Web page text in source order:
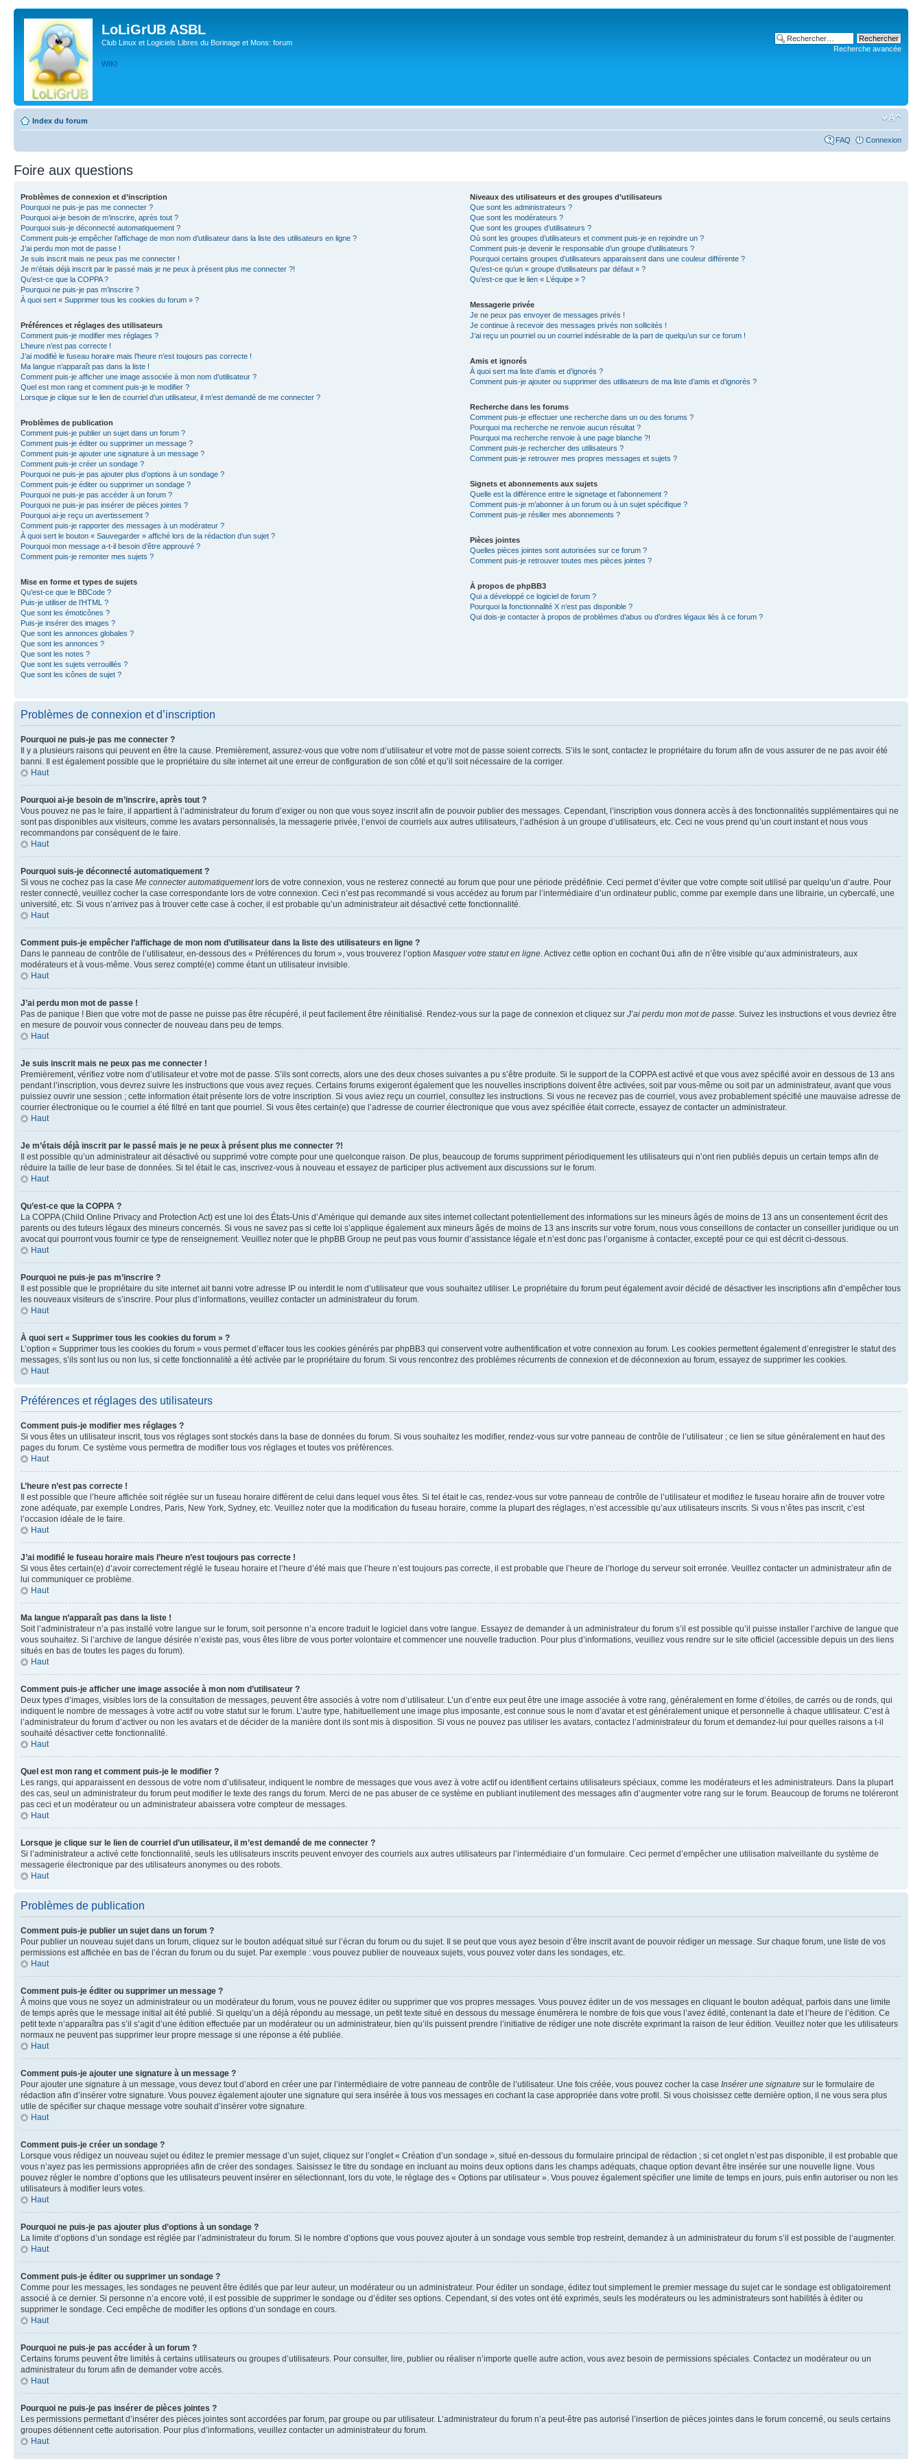
LoLiGrUB ASBL
Club Linux et Logiciels Libres du Borinage et Mons: forum
WIKI
Recherche avancée
Index du forum
FAQ Connexion
Foire aux questions
Problèmes de connexion et d’inscription
Pourquoi ne puis-je pas me connecter ?
Pourquoi ai-je besoin de m’inscrire, après tout ?
Pourquoi suis-je déconnecté automatiquement ?
Comment puis-je empêcher l’affichage de mon nom d’utilisateur dans la liste des utilisateurs en ligne ?
J’ai perdu mon mot de passe !
Je suis inscrit mais ne peux pas me connecter !
Je m’étais déjà inscrit par le passé mais je ne peux à présent plus me connecter ?!
Qu’est-ce que la COPPA ?
Pourquoi ne puis-je pas m’inscrire ?
À quoi sert « Supprimer tous les cookies du forum » ?
Préférences et réglages des utilisateurs
Comment puis-je modifier mes réglages ?
L’heure n’est pas correcte !
J’ai modifié le fuseau horaire mais l’heure n’est toujours pas correcte !
Ma langue n’apparaît pas dans la liste !
Comment puis-je afficher une image associée à mon nom d’utilisateur ?
Quel est mon rang et comment puis-je le modifier ?
Lorsque je clique sur le lien de courriel d’un utilisateur, il m’est demandé de me connecter ?
Problèmes de publication
Comment puis-je publier un sujet dans un forum ?
Comment puis-je éditer ou supprimer un message ?
Comment puis-je ajouter une signature à un message ?
Comment puis-je créer un sondage ?
Pourquoi ne puis-je pas ajouter plus d’options à un sondage ?
Comment puis-je éditer ou supprimer un sondage ?
Pourquoi ne puis-je pas accéder à un forum ?
Pourquoi ne puis-je pas insérer de pièces jointes ?
Pourquoi ai-je reçu un avertissement ?
Comment puis-je rapporter des messages à un modérateur ?
À quoi sert le bouton « Sauvegarder » affiché lors de la rédaction d’un sujet ?
Pourquoi mon message a-t-il besoin d’être approuvé ?
Comment puis-je remonter mes sujets ?
Mise en forme et types de sujets
Qu’est-ce que le BBCode ?
Puis-je utiliser de l’HTML ?
Que sont les émoticônes ?
Puis-je insérer des images ?
Que sont les annonces globales ?
Que sont les annonces ?
Que sont les notes ?
Que sont les sujets verrouillés ?
Que sont les icônes de sujet ?
Niveaux des utilisateurs et des groupes d’utilisateurs
Que sont les administrateurs ?
Que sont les modérateurs ?
Que sont les groupes d’utilisateurs ?
Où sont les groupes d’utilisateurs et comment puis-je en rejoindre un ?
Comment puis-je devenir le responsable d’un groupe d’utilisateurs ?
Pourquoi certains groupes d’utilisateurs apparaissent dans une couleur différente ?
Qu’est-ce qu’un « groupe d’utilisateurs par défaut » ?
Qu’est-ce que le lien « L’équipe » ?
Messagerie privée
Je ne peux pas envoyer de messages privés !
Je continue à recevoir des messages privés non sollicités !
J’ai reçu un pourriel ou un courriel indésirable de la part de quelqu’un sur ce forum !
Amis et ignorés
À quoi sert ma liste d’amis et d’ignorés ?
Comment puis-je ajouter ou supprimer des utilisateurs de ma liste d’amis et d’ignorés ?
Recherche dans les forums
Comment puis-je effectuer une recherche dans un ou des forums ?
Pourquoi ma recherche ne renvoie aucun résultat ?
Pourquoi ma recherche renvoie à une page blanche ?!
Comment puis-je rechercher des utilisateurs ?
Comment puis-je retrouver mes propres messages et sujets ?
Signets et abonnements aux sujets
Quelle est la différence entre le signetage et l’abonnement ?
Comment puis-je m’abonner à un forum ou à un sujet spécifique ?
Comment puis-je résilier mes abonnements ?
Pièces jointes
Quelles pièces jointes sont autorisées sur ce forum ?
Comment puis-je retrouver toutes mes pièces jointes ?
À propos de phpBB3
Qui a développé ce logiciel de forum ?
Pourquoi la fonctionnalité X n’est pas disponible ?
Qui dois-je contacter à propos de problèmes d’abus ou d’ordres légaux liés à ce forum ?
Problèmes de connexion et d’inscription
Pourquoi ne puis-je pas me connecter ?
Il y a plusieurs raisons qui peuvent en être la cause. Premièrement, assurez-vous que votre nom d’utilisateur et votre mot de passe soient corrects. S’ils le sont, contactez le propriétaire du forum afin de vous assurer de ne pas avoir été
banni. Il est également possible que le propriétaire du site internet ait une erreur de configuration de son côté et qu’il soit nécessaire de la corriger.
Haut
Pourquoi ai-je besoin de m’inscrire, après tout ?
Vous pouvez ne pas le faire, il appartient à l’administrateur du forum d’exiger ou non que vous soyez inscrit afin de pouvoir publier des messages. Cependant, l’inscription vous donnera accès à des fonctionnalités supplémentaires qui ne
sont pas disponibles aux visiteurs, comme les avatars personnalisés, la messagerie privée, l’envoi de courriels aux autres utilisateurs, l’adhésion à un groupe d’utilisateurs, etc. Ceci ne vous prend qu’un court instant et nous vous
recommandons par conséquent de le faire.
Haut
Pourquoi suis-je déconnecté automatiquement ?
Si vous ne cochez pas la case Me connecter automatiquementlors de votre connexion, vous ne resterez connecté au forum que pour une période prédéfinie. Ceci permet d’éviter que votre compte soit utilisé par quelqu’un d’autre. Pour
rester connecté, veuillez cocher la case correspondante lors de votre connexion. Ceci n’est pas recommandé si vous accédez au forum par l’intermédiaire d’un ordinateur public, comme par exemple dans une librairie, un cybercafé, une
université, etc. Si vous n’arrivez pas à trouver cette case à cocher, il est probable qu’un administrateur ait désactivé cette fonctionnalité.
Haut
Comment puis-je empêcher l’affichage de mon nom d’utilisateur dans la liste des utilisateurs en ligne ?
Dans le panneau de contrôle de l’utilisateur, en-dessous des « Préférences du forum », vous trouverez l’option Masquer votre statut en ligne. Activez cette option en cochantOui afin de n’être visible qu’aux administrateurs, aux
modérateurs et à vous-même. Vous serez compté(e) comme étant un utilisateur invisible.
Haut
J’ai perdu mon mot de passe !
Pas de panique ! Bien que votre mot de passe ne puisse pas être récupéré, il peut facilement être réinitialisé. Rendez-vous sur la page de connexion et cliquez sur J’ai perdu mon mot de passe. Suivez les instructions et vous devriez être
en mesure de pouvoir vous connecter de nouveau dans peu de temps.
Haut
Je suis inscrit mais ne peux pas me connecter !
Premièrement, vérifiez votre nom d’utilisateur et votre mot de passe. S’ils sont corrects, alors une des deux choses suivantes a pu s’être produite. Si le support de la COPPA est activé et que vous avez spécifié avoir en dessous de 13 ans
pendant l’inscription, vous devrez suivre les instructions que vous avez reçues. Certains forums exigeront également que les nouvelles inscriptions doivent être activées, soit par vous-même ou soit par un administrateur, avant que vous
puissiez ouvrir une session ; cette information était présente lors de votre inscription. Si vous aviez reçu un courriel, consultez les instructions. Si vous ne recevez pas de courriel, vous avez probablement spécifié une mauvaise adresse de
courrier électronique ou le courriel a été filtré en tant que pourriel. Si vous êtes certain(e) que l’adresse de courrier électronique que vous avez spécifiée était correcte, essayez de contacter un administrateur.
Haut
Je m’étais déjà inscrit par le passé mais je ne peux à présent plus me connecter ?!
Il est possible qu’un administrateur ait désactivé ou supprimé votre compte pour une quelconque raison. De plus, beaucoup de forums suppriment périodiquement les utilisateurs qui n’ont rien publiés depuis un certain temps afin de
réduire la taille de leur base de données. Si tel était le cas, inscrivez-vous à nouveau et essayez de participer plus activement aux discussions sur le forum.
Haut
Qu’est-ce que la COPPA ?
La COPPA (Child Online Privacy and Protection Act) est une loi des États-Unis d’Amérique qui demande aux sites internet collectant potentiellement des informations sur les mineurs âgés de moins de 13 ans un consentement écrit des
parents ou des tuteurs légaux des mineurs concernés. Si vous ne savez pas si cette loi s’applique également aux mineurs âgés de moins de 13 ans inscrits sur votre forum, nous vous conseillons de contacter un conseiller juridique ou un
avocat qui pourront vous fournir ce type de renseignement. Veuillez noter que le phpBB Group ne peut pas vous fournir d’assistance légale et n’est donc pas l’organisme à contacter, excepté pour ce qui est décrit ci-dessous.
Haut
Pourquoi ne puis-je pas m’inscrire ?
Il est possible que le propriétaire du site internet ait banni votre adresse IP ou interdit le nom d’utilisateur que vous souhaitez utiliser. Le propriétaire du forum peut également avoir décidé de désactiver les inscriptions afin d’empêcher tous
les nouveaux visiteurs de s’inscrire. Pour plus d’informations, veuillez contacter un administrateur du forum.
Haut
À quoi sert « Supprimer tous les cookies du forum » ?
L’option « Supprimer tous les cookies du forum » vous permet d’effacer tous les cookies générés par phpBB3 qui conservent votre authentification et votre connexion au forum. Les cookies permettent également d’enregistrer le statut des
messages, s’ils sont lus ou non lus, si cette fonctionnalité a été activée par le propriétaire du forum. Si vous rencontrez des problèmes récurrents de connexion et de déconnexion au forum, essayez de supprimer les cookies.
Haut
Préférences et réglages des utilisateurs
Comment puis-je modifier mes réglages ?
Si vous êtes un utilisateur inscrit, tous vos réglages sont stockés dans la base de données du forum. Si vous souhaitez les modifier, rendez-vous sur votre panneau de contrôle de l’utilisateur ; ce lien se situe généralement en haut des
pages du forum. Ce système vous permettra de modifier tous vos réglages et toutes vos préférences.
Haut
L’heure n’est pas correcte !
Il est possible que l’heure affichée soit réglée sur un fuseau horaire différent de celui dans lequel vous êtes. Si tel était le cas, rendez-vous sur votre panneau de contrôle de l’utilisateur et modifiez le fuseau horaire afin de trouver votre
zone adéquate, par exemple Londres, Paris, New York, Sydney, etc. Veuillez noter que la modification du fuseau horaire, comme la plupart des réglages, n’est accessible qu’aux utilisateurs inscrits. Si vous n’êtes pas inscrit, c’est
l’occasion idéale de le faire.
Haut
J’ai modifié le fuseau horaire mais l’heure n’est toujours pas correcte !
Si vous êtes certain(e) d’avoir correctement réglé le fuseau horaire et l’heure d’été mais que l’heure n’est toujours pas correcte, il est probable que l’heure de l’horloge du serveur soit erronée. Veuillez contacter un administrateur afin de
lui communiquer ce problème.
Haut
Ma langue n’apparaît pas dans la liste !
Soit l’administrateur n’a pas installé votre langue sur le forum, soit personne n’a encore traduit le logiciel dans votre langue. Essayez de demander à un administrateur du forum s’il est possible qu’il puisse installer l’archive de langue que
vous souhaitez. Si l’archive de langue désirée n’existe pas, vous êtes libre de vous porter volontaire et commencer une nouvelle traduction. Pour plus d’informations, veuillez vous rendre sur le site officiel (accessible depuis un des liens
situés en bas de toutes les pages du forum).
Haut
Comment puis-je afficher une image associée à mon nom d’utilisateur ?
Deux types d’images, visibles lors de la consultation de messages, peuvent être associés à votre nom d’utilisateur. L’un d’entre eux peut être une image associée à votre rang, généralement en forme d’étoiles, de carrés ou de ronds, qui
indiquent le nombre de messages à votre actif ou votre statut sur le forum. L’autre type, habituellement une image plus imposante, est connue sous le nom d’avatar et est généralement unique et personnelle à chaque utilisateur. C’est à
l’administrateur du forum d’activer ou non les avatars et de décider de la manière dont ils sont mis à disposition. Si vous ne pouvez pas utiliser les avatars, contactez l’administrateur du forum et demandez-lui pour quelles raisons a t-il
souhaité désactiver cette fonctionnalité.
Haut
Quel est mon rang et comment puis-je le modifier ?
Les rangs, qui apparaissent en dessous de votre nom d’utilisateur, indiquent le nombre de messages que vous avez à votre actif ou identifient certains utilisateurs spéciaux, comme les modérateurs et les administrateurs. Dans la plupart
des cas, seul un administrateur du forum peut modifier le texte des rangs du forum. Merci de ne pas abuser de ce système en publiant inutilement des messages afin d’augmenter votre rang sur le forum. Beaucoup de forums ne toléreront
pas ceci et un modérateur ou un administrateur abaissera votre compteur de messages.
Haut
Lorsque je clique sur le lien de courriel d’un utilisateur, il m’est demandé de me connecter ?
Si l’administrateur a activé cette fonctionnalité, seuls les utilisateurs inscrits peuvent envoyer des courriels aux autres utilisateurs par l’intermédiaire d’un formulaire. Ceci permet d’empêcher une utilisation malveillante du système de
messagerie électronique par des utilisateurs anonymes ou des robots.
Haut
Problèmes de publication
Comment puis-je publier un sujet dans un forum ?
Pour publier un nouveau sujet dans un forum, cliquez sur le bouton adéquat situé sur l’écran du forum ou du sujet. Il se peut que vous ayez besoin d’être inscrit avant de pouvoir rédiger un message. Sur chaque forum, une liste de vos
permissions est affichée en bas de l’écran du forum ou du sujet. Par exemple : vous pouvez publier de nouveaux sujets, vous pouvez voter dans les sondages, etc.
Haut
Comment puis-je éditer ou supprimer un message ?
À moins que vous ne soyez un administrateur ou un modérateur du forum, vous ne pouvez éditer ou supprimer que vos propres messages. Vous pouvez éditer un de vos messages en cliquant le bouton adéquat, parfois dans une limite
de temps après que le message initial ait été publié. Si quelqu’un a déjà répondu au message, un petit texte situé en dessous du message énumèrera le nombre de fois que vous l’avez édité, contenant la date et l’heure de l’édition. Ce
petit texte n’apparaîtra pas s’il s’agit d’une édition effectuée par un modérateur ou un administrateur, bien qu’ils puissent prendre l’initiative de rédiger une note discrète exprimant la raison de leur édition. Veuillez noter que les utilisateurs
normaux ne peuvent pas supprimer leur propre message si une réponse a été publiée.
Haut
Comment puis-je ajouter une signature à un message ?
Pour ajouter une signature à un message, vous devez tout d’abord en créer une par l’intermédiaire de votre panneau de contrôle de l’utilisateur. Une fois créée, vous pouvez cocher la case Insérer une signature sur le formulaire de
rédaction afin d’insérer votre signature. Vous pouvez également ajouter une signature qui sera insérée à tous vos messages en cochant la case appropriée dans votre profil. Si vous choisissez cette dernière option, il ne vous sera plus
utile de spécifier sur chaque message votre souhait d’insérer votre signature.
Haut
Comment puis-je créer un sondage ?
Lorsque vous rédigez un nouveau sujet ou éditez le premier message d’un sujet, cliquez sur l’onglet « Création d’un sondage », situé en-dessous du formulaire principal de rédaction ; si cet onglet n’est pas disponible, il est probable que
vous n’ayez pas les permissions appropriées afin de créer des sondages. Saisissez le titre du sondage en incluant au moins deux options dans les champs adéquats, chaque option devant être insérée sur une nouvelle ligne. Vous
pouvez régler le nombre d’options que les utilisateurs peuvent insérer en sélectionnant, lors du vote, le réglage des « Options par utilisateur ». Vous pouvez également spécifier une limite de temps en jours, puis enfin autoriser ou non les
utilisateurs à modifier leurs votes.
Haut
Pourquoi ne puis-je pas ajouter plus d’options à un sondage ?
La limite d’options d’un sondage est réglée par l’administrateur du forum. Si le nombre d’options que vous pouvez ajouter à un sondage vous semble trop restreint, demandez à un administrateur du forum s’il est possible de l’augmenter.
Haut
Comment puis-je éditer ou supprimer un sondage ?
Comme pour les messages, les sondages ne peuvent être édités que par leur auteur, un modérateur ou un administrateur. Pour éditer un sondage, éditez tout simplement le premier message du sujet car le sondage est obligatoirement
associé à ce dernier. Si personne n’a encore voté, il est possible de supprimer le sondage ou d’éditer ses options. Cependant, si des votes ont été exprimés, seuls les modérateurs ou les administrateurs sont habilités à éditer ou
supprimer le sondage. Ceci empêche de modifier les options d’un sondage en cours.
Haut
Pourquoi ne puis-je pas accéder à un forum ?
Certains forums peuvent être limités à certains utilisateurs ou groupes d’utilisateurs. Pour consulter, lire, publier ou réaliser n’importe quelle autre action, vous avez besoin de permissions spéciales. Contactez un modérateur ou un
administrateur du forum afin de demander votre accès.
Haut
Pourquoi ne puis-je pas insérer de pièces jointes ?
Les permissions permettant d’insérer des pièces jointes sont accordées par forum, par groupe ou par utilisateur. L’administrateur du forum n’a peut-être pas autorisé l’insertion de pièces jointes dans le forum concerné, ou seuls certains
groupes détiennent cette autorisation. Pour plus d’informations, veuillez contacter un administrateur du forum.
Haut